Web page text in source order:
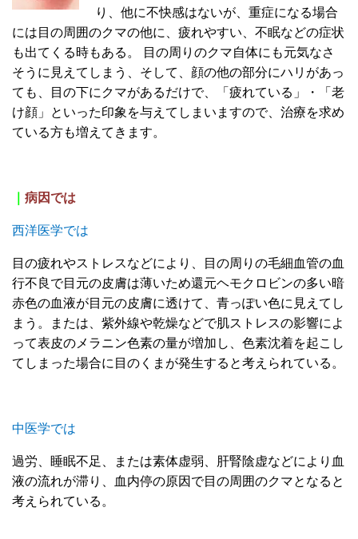
り、他に不快感はないが、重症になる場合
には 目の周囲のクマの他に、疲れやすい、不眠などの症状
も出てくる時もある。
目の周りのクマ自体にも元気なさ
そうに見えてしまう、そして、 顔の他の部分にハリがあっ
ても、目の下にクマがあるだけで、「疲れている」・「老
け顔」といった印象を与えてしまいますので、治療を求め
ている方も増えてきます。
病因では
西洋医学では
目の疲れやストレスなどにより、目の周りの毛細血管の血
行不良で目元の皮膚は薄いため還元ヘモクロビンの多い暗
赤色の血液が目元の皮膚に透けて、青っぽい色に見えてし
まう。または、紫外線や乾燥などで肌ストレスの影響によ
って表皮のメラニン色素の量が増加し、色素沈着を起こし
てしまった場合に目のくまが発生すると考えられている。
中医学では
過労、睡眠不足、または素体虚弱、肝腎陰虚などにより血
液の流れが滞り、血内停の原因で目の周囲のクマとなると
考えられている。